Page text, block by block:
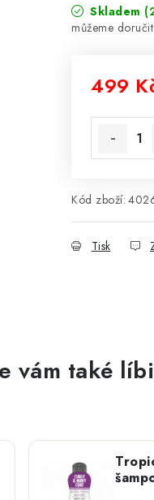
Skladem
499
Kód zboží:
Tisk
vám také